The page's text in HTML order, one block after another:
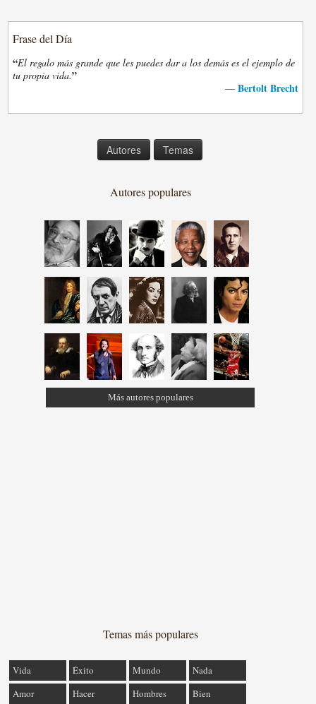
Frase del Día
“El regalo más grande que les puedes dar a los demás es el ejemplo de
tu propia vida.”
— Bertolt Brecht
Autores Temas
Autores populares
Más autores populares
Temas más populares
Vida Éxito Mundo
Nada
Amor
Hacer Hombres Bien